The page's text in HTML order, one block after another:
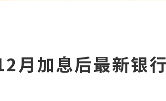
月加息后最新银